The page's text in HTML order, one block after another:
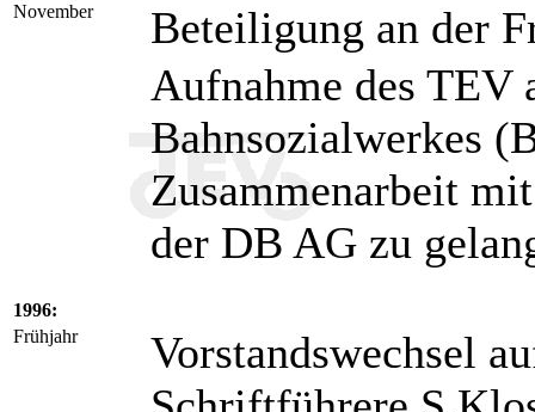
November
Beteiligung an der
Aufnahme des TEV
Bahnsozialwerkes
Zusammenarbeit
der DB AG zu
1996:
Frühjahr
Vorstandswechsel